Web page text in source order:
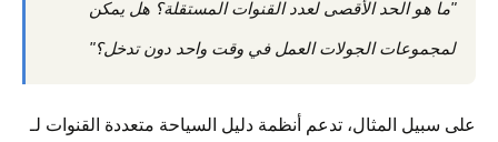
"ما هو الحد الأقصى لعدد القنوات المستقلة؟ هل يمكن
لمجموعات الجولات العمل في وقت واحد دون تدخل؟"
على سبيل المثال، تدعم أنظمة دليل السياحة متعددة القنوات لـ